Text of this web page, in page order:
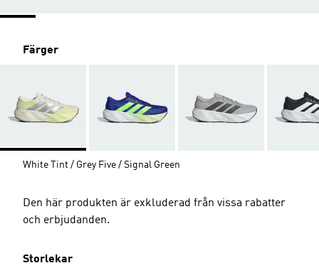
Färger
White Tint / Grey Five / Signal Green
Den här produkten är exkluderad från vissa rabatter
och erbjudanden.
Storlekar